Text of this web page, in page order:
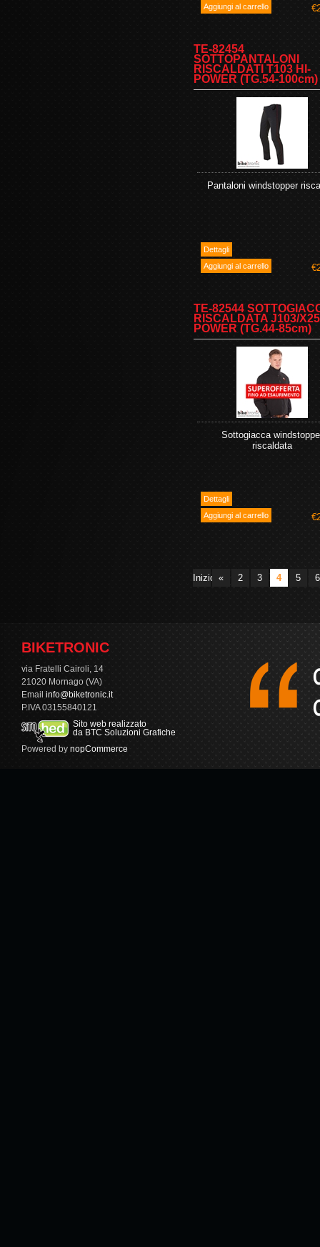
TE-82454
SOTTOPANTALONI
RISCALDATI T103 HI-
POWER (TG.54-100cm)
Pantaloni windstopper
TE-82544
RISCALDATA J103/
POWER (TG.44-85cm)
Sottogiacca
riscaldata
Inizio « 2 3 4 5 6
BIKETRONIC
via Fratelli Cairoli, 14
21020 Mornago (VA)
Email info@biketronic.it
P.IVA 03155840121
Sito web realizzato
da BTC Soluzioni Grafiche
Powered by nopCommerce